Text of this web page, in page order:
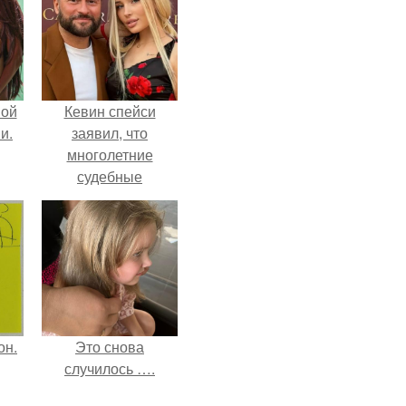
Кевин спейси
заявил, что
многолетние
судебные
разбирательства
практически
уничтожили его
состояние.
Это снова
случилось ….